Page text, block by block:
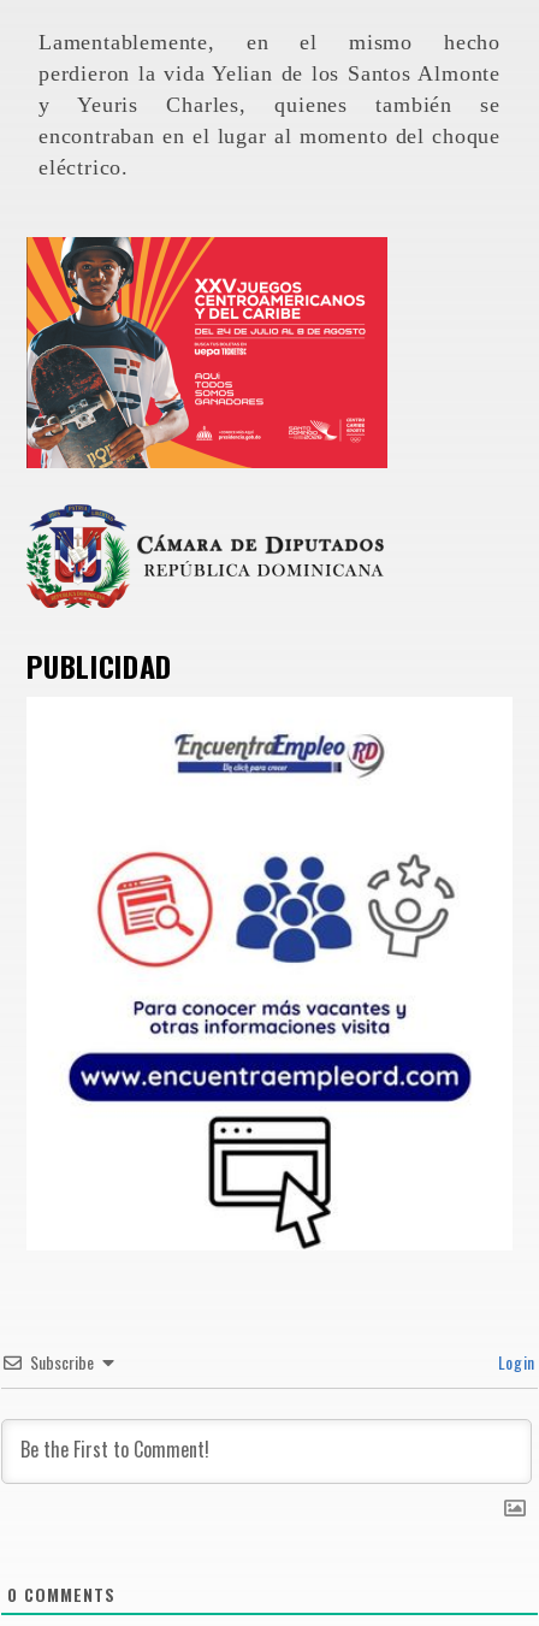
Lamentablemente, en el mismo hecho
perdieron la vida Yelian de los Santos Almonte
y Yeuris Charles, quienes también se
encontraban en el lugar al momento del choque
eléctrico.
PUBLICIDAD
Subscribe Login
0 COMMENTS